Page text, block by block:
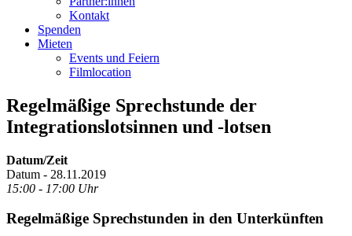
Kontakt
Spenden
Mieten
Events und Feiern
Filmlocation
Regelmäßige Sprechstunde der
Integrationslotsinnen und -lotsen
Datum/Zeit
Datum - 28.11.2019
15:00 - 17:00 Uhr
Regelmäßige Sprechstunden in den Unterkünften